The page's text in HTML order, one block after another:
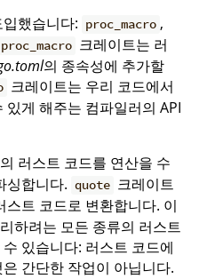
했습니다: proc_macro ,
proc_macro 크레이트는 러
의 종속성에 추가할
크레이트는 우리 코드에서
게 해주는 컴파일러의 API
러스트 코드를 연산을 수
싱합니다. quote 크레이트
트 코드로 변환합니다. 이
하려는 모든 종류의 러스트
있습니다: 러스트 코드에
간단한 작업이 아닙니다.